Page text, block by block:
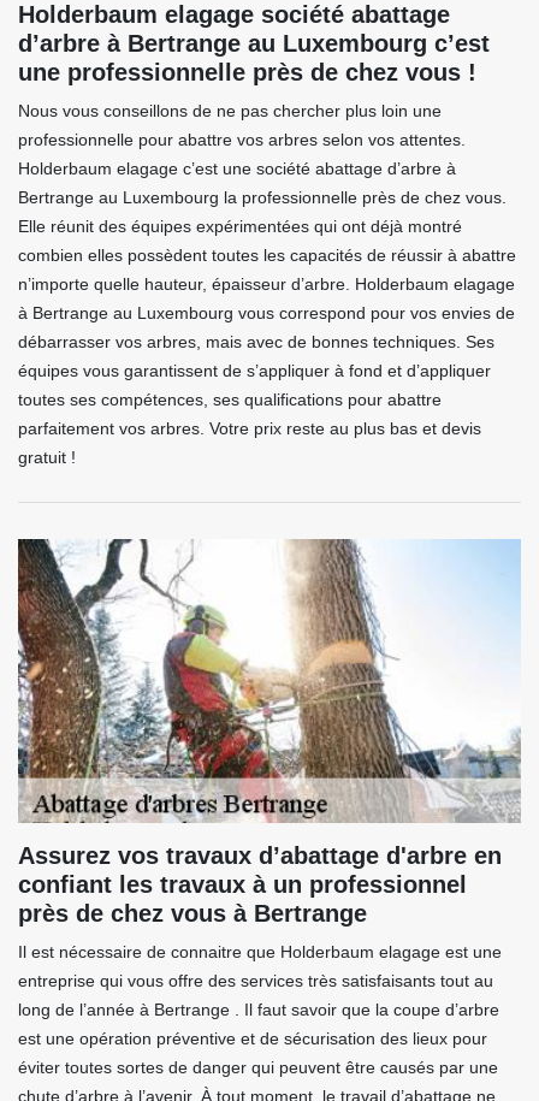
Holderbaum elagage société abattage
d’arbre à Bertrange au Luxembourg c’est
une professionnelle près de chez vous !
Nous vous conseillons de ne pas chercher plus loin une
professionnelle pour abattre vos arbres selon vos attentes.
Holderbaum elagage c’est une société abattage d’arbre à
Bertrange au Luxembourg la professionnelle près de chez vous.
Elle réunit des équipes expérimentées qui ont déjà montré
combien elles possèdent toutes les capacités de réussir à abattre
n’importe quelle hauteur, épaisseur d’arbre. Holderbaum elagage
à Bertrange au Luxembourg vous correspond pour vos envies de
débarrasser vos arbres, mais avec de bonnes techniques. Ses
équipes vous garantissent de s’appliquer à fond et d’appliquer
toutes ses compétences, ses qualifications pour abattre
parfaitement vos arbres. Votre prix reste au plus bas et devis
gratuit !
Assurez vos travaux d’abattage d'arbre en
confiant les travaux à un professionnel
près de chez vous à Bertrange
Il est nécessaire de connaitre que Holderbaum elagage est une
entreprise qui vous offre des services très satisfaisants tout au
long de l’année à Bertrange . Il faut savoir que la coupe d’arbre
est une opération préventive et de sécurisation des lieux pour
éviter toutes sortes de danger qui peuvent être causés par une
chute d’arbre à l’avenir. À tout moment, le travail d’abattage ne